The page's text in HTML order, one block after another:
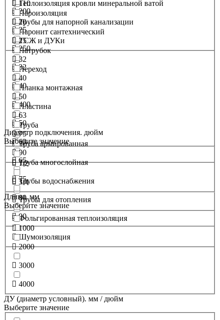
Теплоизоляция кровли минеральной ватой
Трубы для напорной канализации
ТСЖ и ДУКи
Пароизоляция
Паронит сантехнический
Патрубок
Переход
Планка монтажная
Пластина
Труба
Труба армированная
Труба многослойная
Трубы водоснабжения
Трубы для отопления
Фольгированная теплоизоляция
Шумоизоляция
200
25
250
32
40
400
50
63
65
75
80
90
110
20
25
32
40
50
63
75
90
Диаметр подключения. дюйм
Выберите значение
1/2
3/4
Длина. мм
Выберите значение
1000
2000
3000
4000
ДУ (диаметр условный). мм / дюйм
Выберите значение